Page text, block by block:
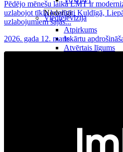
Viedtelevīzija
Noderīgi
Atpirkums
Iekārtu
Atvērtais līgums
Pēdējo mēnešu laikā LMT ir
uzlabojot tīkla kvalitāti Kuldīgā,
uzlabojumiem šajās...
2026. gada 12. marts